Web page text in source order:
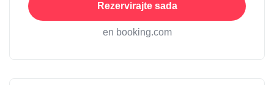
Rezervirajte sada
en booking.com